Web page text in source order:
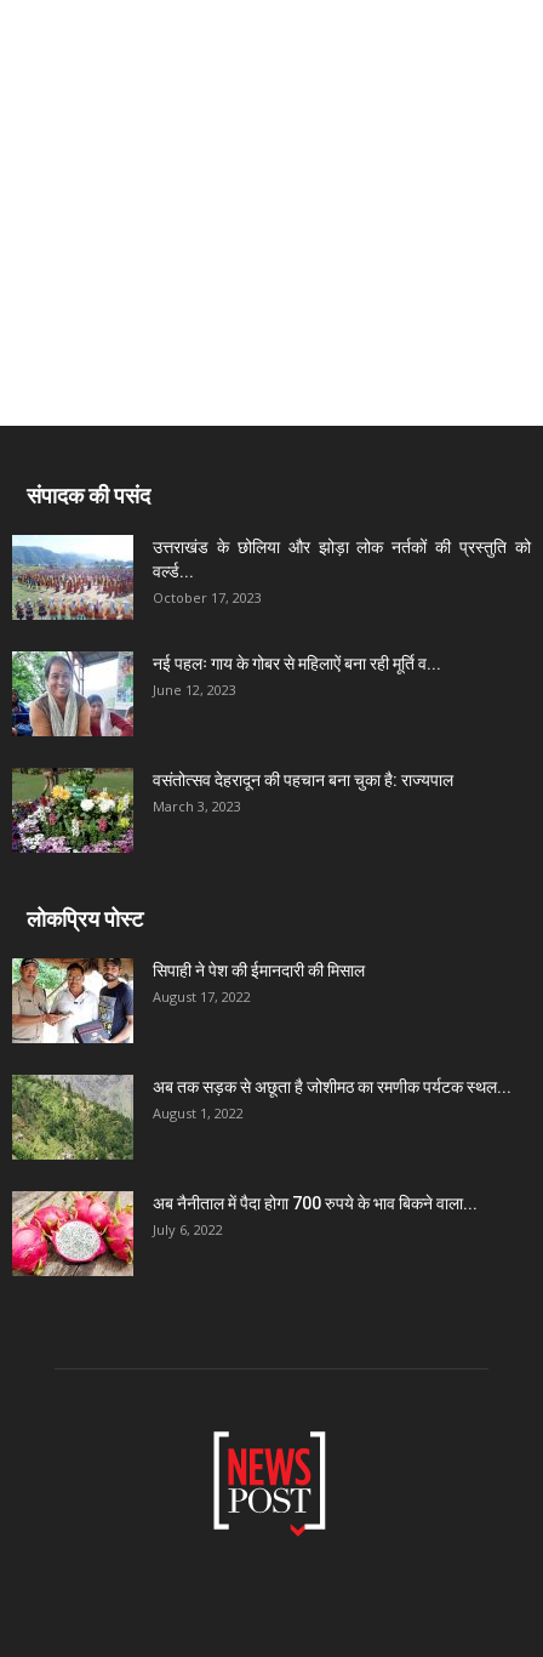
संपादक की पसंद
उत्तराखंड के छोलिया और झोड़ा लोक नर्तकों की प्रस्तुति को
वर्ल्ड...
October 17, 2023
नई पहलः गाय के गोबर से महिलाऐं बना रही मूर्ति व...
June 12, 2023
वसंतोत्सव देहरादून की पहचान बना चुका है: राज्यपाल
March 3, 2023
लोकप्रिय पोस्ट
सिपाही ने पेश की ईमानदारी की मिसाल
August 17, 2022
अब तक सड़क से अछूता है जोशीमठ का रमणीक पर्यटक स्थल...
August 1, 2022
अब नैनीताल में पैदा होगा 700 रुपये के भाव बिकने वाला...
July 6, 2022